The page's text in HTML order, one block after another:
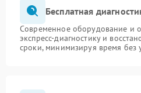
Бесплатная
Современное оборудование и
экспресс-диагностику и
сроки, минимизируя время без